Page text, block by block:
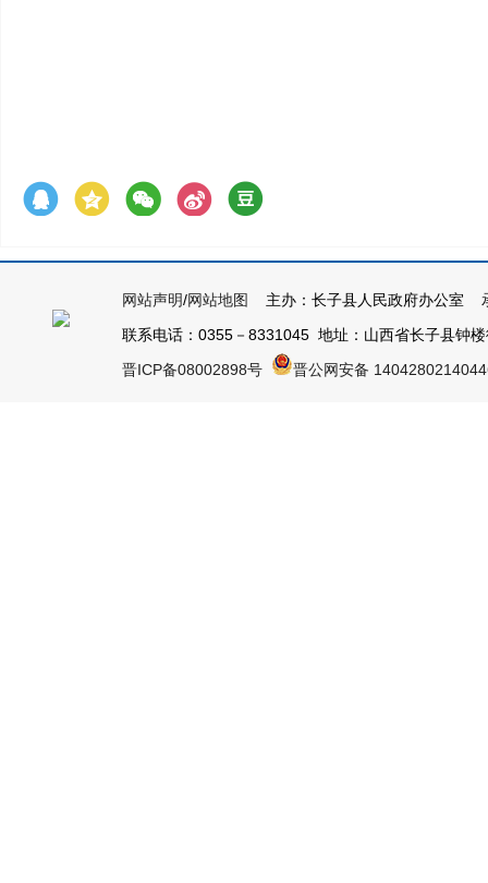
网站声明/网站地图
主办：长子县人民政府办公室
联系电话：0355－8331045 地址：山西省长子县钟
晋ICP备08002898号
晋公网安备